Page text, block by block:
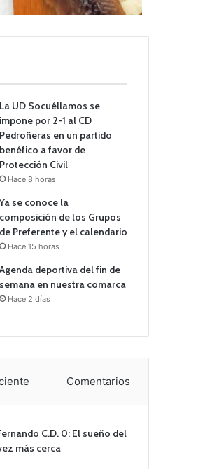
La UD Socuéllamos se
impone por 2-1 al CD
Pedroñeras en un partido
benéfico a favor de
Protección Civil
Hace 8 horas
Ya se conoce la
composición de los Grupos
de Preferente y el calendario
Hace 15 horas
Agenda deportiva del fin de
semana en nuestra comarca
Hace 2 días
Comentarios
C.D. 0: El sueño del
más cerca